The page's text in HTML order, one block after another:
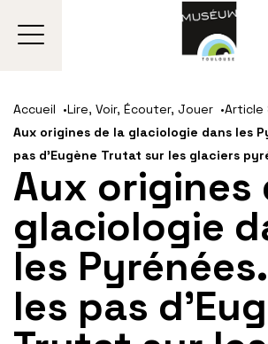
Gestion de vos préférences sur les
contenu
principal
la
navigation
la
recherche
Accueil Lire, Voir, Écouter, Jouer
Article
Aux origines de la glaciologie dans les
pas d’Eugène Trutat sur les glaciers
Aux origines
glaciologie
les
les pas